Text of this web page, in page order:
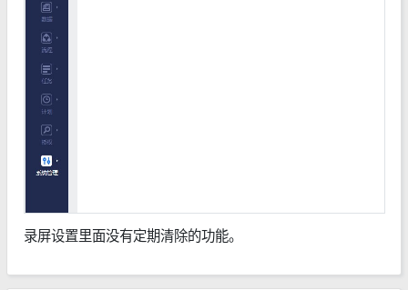
录屏设置里面没有定期清除的功能。